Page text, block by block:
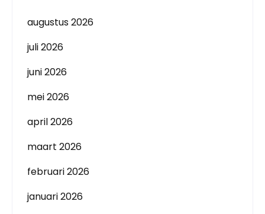
augustus 2026
juli 2026
juni 2026
mei 2026
april 2026
maart 2026
februari 2026
januari 2026